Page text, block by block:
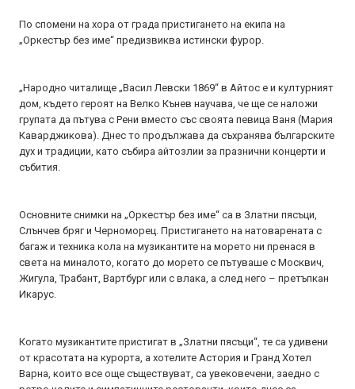
По спомени на хора от града пристигането на екипа на
„Оркестър без име“ предизвиква истински фурор.
„Народно читалище „Васил Левски 1869“ в Айтос е и културният
дом, където героят на Велко Кънев научава, че ще се наложи
групата да пътува с Рени вместо със своята певица Ваня (Мария
Каварджикова). Днес то продължава да съхранява българските
дух и традиции, като събира айтозлии за празнични концерти и
събития.
Основните снимки на „Оркестър без име“ са в Златни пясъци,
Слънчев бряг и Черноморец. Пристигането на натоварената с
багаж и техника кола на музикантите на морето ни пренася в
света на миналото, когато до морето се пътуваше с Москвич,
Жигула, Трабант, Вартбург или с влака, а след него – претъпкан
Икарус.
Когато музикантите пристигат в „Златни пясъци“, те са удивени
от красотата на курорта, а хотелите Астория и Гранд Хотел
Варна, които все още съществуват, са увековечени, заедно с